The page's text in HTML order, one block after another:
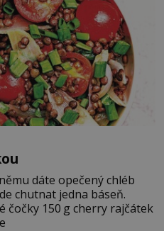
dáte opečený chléb
chutnat jedna báseň.